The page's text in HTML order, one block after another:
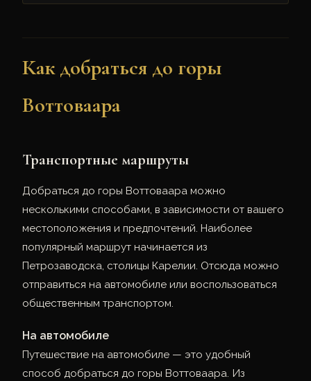
Как добраться до горы
Воттоваара
Транспортные маршруты
Добраться до горы Воттоваара можно
несколькими способами, в зависимости от вашего
местоположения и предпочтений. Наиболее
популярный маршрут начинается из
Петрозаводска, столицы Карелии. Отсюда можно
отправиться на автомобиле или воспользоваться
общественным транспортом.
На автомобиле
Путешествие на автомобиле — это удобный
способ добраться до горы Воттоваара. Из